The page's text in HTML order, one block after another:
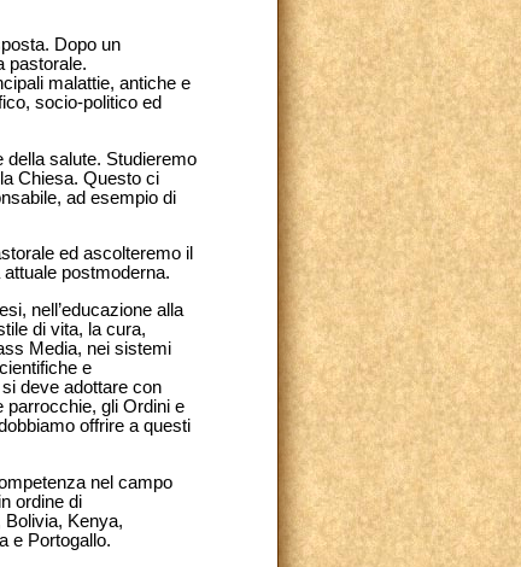
Dopo un
pastorale.
malattie, antiche e
socio-politico ed
salute. Studieremo
Chiesa. Questo ci
ad esempio di
ed ascolteremo il
postmoderna.
nell’educazione alla
di vita, la cura,
Media, nei sistemi
e
deve adottare con
parrocchie, gli Ordini e
offrire a questi
nel campo
ordine di
Bolivia, Kenya,
e Portogallo.